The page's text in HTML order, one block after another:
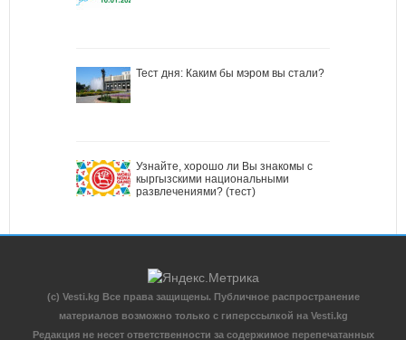
Тест дня: Каким бы мэром вы стали?
Узнайте, хорошо ли Вы знакомы с
кыргызскими национальными
развлечениями? (тест)
(c) Vesti.kg Все права защищены. Публичное распространение
материалов возможно только с гиперссылкой на Vesti.kg
Редакция не несет ответственности за содержимое перепечатанных